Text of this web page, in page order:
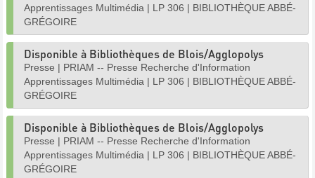
Apprentissages Multimédia | LP 306 | BIBLIOTHÈQUE ABBÉ-
GRÉGOIRE
Disponible à Bibliothèques de Blois/Agglopolys
Presse | PRIAM -- Presse Recherche d'Information
Apprentissages Multimédia | LP 306 | BIBLIOTHÈQUE ABBÉ-
GRÉGOIRE
Disponible à Bibliothèques de Blois/Agglopolys
Presse | PRIAM -- Presse Recherche d'Information
Apprentissages Multimédia | LP 306 | BIBLIOTHÈQUE ABBÉ-
GRÉGOIRE